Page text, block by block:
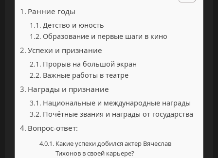
Ранние годы
Детство и юность
Образование и первые шаги в кино
Успехи и признание
Прорыв на большой экран
Важные работы в театре
Награды и признание
Национальные и международные награды
Почётные звания и награды от государства
Вопрос-ответ:
Какие успехи добился актер Вячеслав
Тихонов в своей карьере?